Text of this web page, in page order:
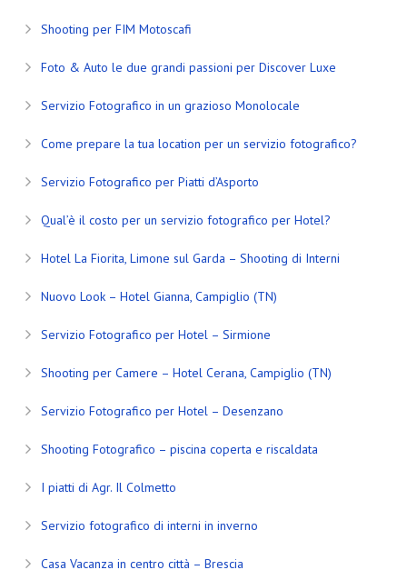
Shooting per FIM Motoscafi
Foto & Auto le due grandi passioni per Discover Luxe
Servizio Fotografico in un grazioso Monolocale
Come prepare la tua location per un servizio fotografico?
Servizio Fotografico per Piatti d’Asporto
Qual’è il costo per un servizio fotografico per Hotel?
Hotel La Fiorita, Limone sul Garda – Shooting di Interni
Nuovo Look – Hotel Gianna, Campiglio (TN)
Servizio Fotografico per Hotel – Sirmione
Shooting per Camere – Hotel Cerana, Campiglio (TN)
Servizio Fotografico per Hotel – Desenzano
Shooting Fotografico – piscina coperta e riscaldata
I piatti di Agr. Il Colmetto
Servizio fotografico di interni in inverno
Casa Vacanza in centro città – Brescia